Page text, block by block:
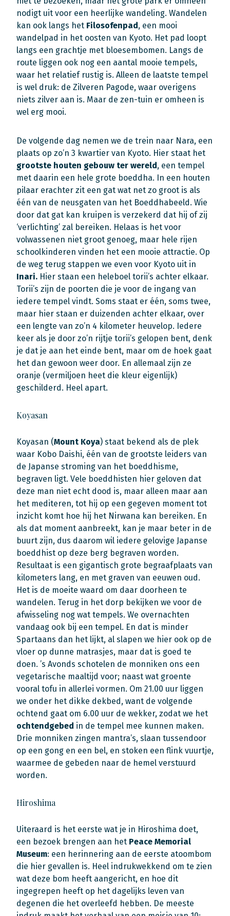
nodigt uit voor een heerlijke wandeling. Wandelen
kan ook langs het Filosofenpad, een mooi
wandelpad in het oosten van Kyoto. Het pad loopt
langs een grachtje met bloesembomen. Langs de
route liggen ook nog een aantal mooie tempels,
waar het relatief rustig is. Alleen de laatste tempel
is wel druk: de Zilveren Pagode, waar overigens
niets zilver aan is. Maar de zen-tuin er omheen is
wel erg mooi.
De volgende dag nemen we de trein naar Nara, een
plaats op zo’n 3 kwartier van Kyoto. Hier staat het
grootste houten gebouw ter wereld, een tempel
met daarin een hele grote boeddha. In een houten
pilaar erachter zit een gat wat net zo groot is als
één van de neusgaten van het Boeddhabeeld. Wie
door dat gat kan kruipen is verzekerd dat hij of zij
‘verlichting’ zal bereiken. Helaas is het voor
volwassenen niet groot genoeg, maar hele rijen
schoolkinderen vinden het een mooie attractie. Op
de weg terug stappen we even voor Kyoto uit in
Inari. Hier staan een heleboel torii’s achter elkaar.
Torii’s zijn de poorten die je voor de ingang van
iedere tempel vindt. Soms staat er één, soms twee,
maar hier staan er duizenden achter elkaar, over
een lengte van zo’n 4 kilometer heuvelop. Iedere
keer als je door zo’n rijtje torii’s gelopen bent, denk
je dat je aan het einde bent, maar om de hoek gaat
het dan gewoon weer door. En allemaal zijn ze
oranje (vermiljoen heet die kleur eigenlijk)
geschilderd. Heel apart.
Koyasan
Koyasan (Mount Koya) staat bekend als de plek
waar Kobo Daishi, één van de grootste leiders van
de Japanse stroming van het boeddhisme,
begraven ligt. Vele boeddhisten hier geloven dat
deze man niet echt dood is, maar alleen maar aan
het mediteren, tot hij op een gegeven moment tot
inzicht komt hoe hij het Nirwana kan bereiken. En
als dat moment aanbreekt, kan je maar beter in de
buurt zijn, dus daarom wil iedere gelovige Japanse
boeddhist op deze berg begraven worden.
Resultaat is een gigantisch grote begraafplaats van
kilometers lang, en met graven van eeuwen oud.
Het is de moeite waard om daar doorheen te
wandelen. Terug in het dorp bekijken we voor de
afwisseling nog wat tempels. We overnachten
vandaag ook bij een tempel. En dat is minder
Spartaans dan het lijkt, al slapen we hier ook op de
vloer op dunne matrasjes, maar dat is goed te
doen. ’s Avonds schotelen de monniken ons een
vegetarische maaltijd voor; naast wat groente
vooral tofu in allerlei vormen. Om 21.00 uur liggen
we onder het dikke dekbed, want de volgende
ochtend gaat om 6.00 uur de wekker, zodat we het
ochtendgebed in de tempel mee kunnen maken.
Drie monniken zingen mantra’s, slaan tussendoor
op een gong en een bel, en stoken een flink vuurtje,
waarmee de gebeden naar de hemel verstuurd
worden.
Hiroshima
Uiteraard is het eerste wat je in Hiroshima doet,
een bezoek brengen aan het Peace Memorial
Museum: een herinnering aan de eerste atoombom
die hier gevallen is. Heel indrukwekkend om te zien
wat deze bom heeft aangericht, en hoe dit
ingegrepen heeft op het dagelijks leven van
degenen die het overleefd hebben. De meeste